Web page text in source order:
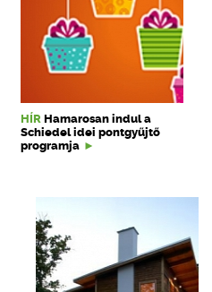
HÍR Hamarosan indul a
Schiedel idei pontgyűjtő
programja